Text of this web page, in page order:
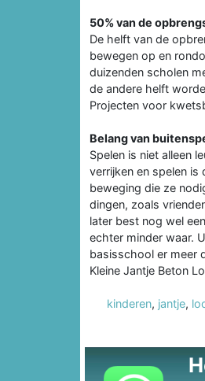
50% van de
De helft van de
bewegen op en
duizenden scholen
de andere helft
Projecten voor
Belang van
Spelen is niet alleen
verrijken en spelen is
beweging die ze
dingen, zoals
later best nog wel
echter minder waar.
basisschool er meer
Kleine Jantje Beton
kinderen, jantje,